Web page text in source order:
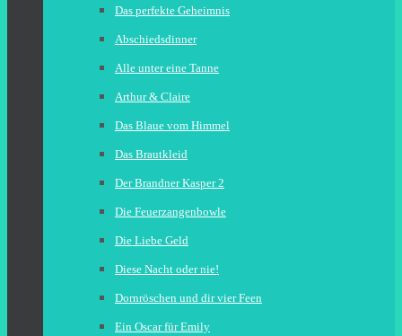
Das perfekte Geheimnis
Abschiedsdinner
Alle unter eine Tanne
Arthur & Claire
Das Blaue vom Himmel
Das Brautkleid
Der Brandner Kasper 2
Die Feuerzangenbowle
Die Liebe Geld
Diese Nacht oder nie!
Dornröschen und dir vier Feen
Ein Oscar für Emily